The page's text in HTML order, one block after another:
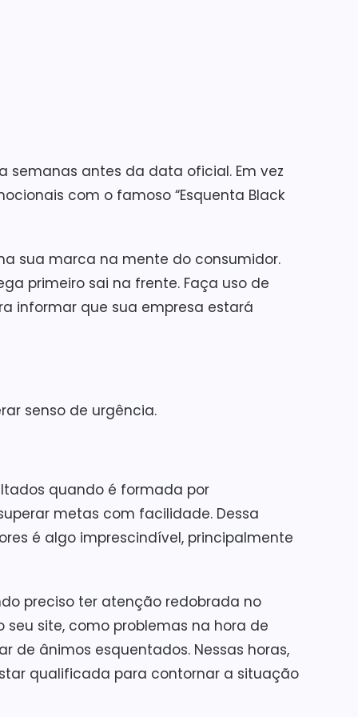
semanas antes da data oficial. Em vez
com o famoso “Esquenta Black
sua marca na mente do consumidor.
primeiro sai na frente. Faça uso de
informar que sua empresa estará
senso de urgência.
quando é formada por
metas com facilidade. Dessa
é algo imprescindível, principalmente
preciso ter atenção redobrada no
site, como problemas na hora de
de ânimos esquentados. Nessas horas,
qualificada para contornar a situação